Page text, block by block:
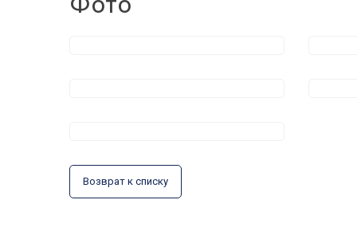
Возврат к списку